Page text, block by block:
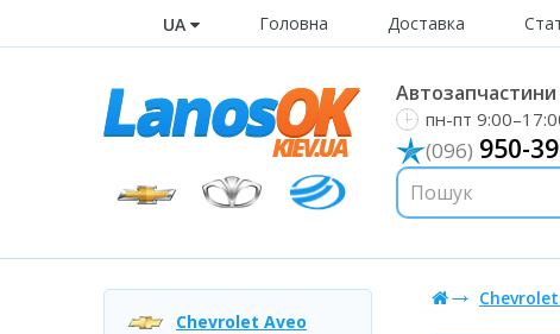
UA Головна Доставка
пн-пт
(096) 950-
Chevrolet Aveo